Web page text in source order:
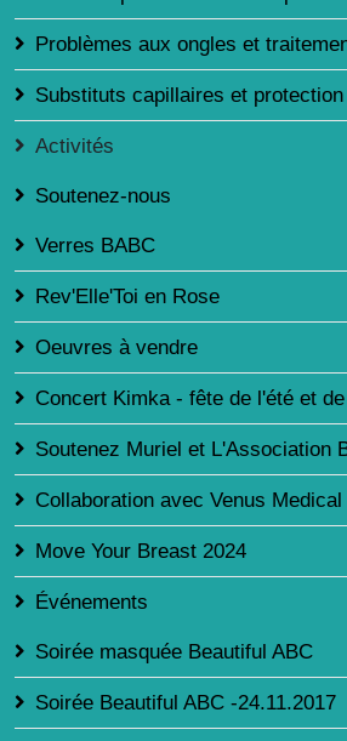
Problèmes aux ongles et
Substituts capillaires et
Activités
Soutenez-nous
Verres BABC
Rev'Elle'Toi en Rose
Oeuvres à vendre
Concert Kimka - fête de l'été et
Soutenez Muriel et L'Association
Collaboration avec Venus Medical
Move Your Breast 2024
Événements
Soirée masquée Beautiful ABC
Soirée Beautiful ABC -24.11.2017